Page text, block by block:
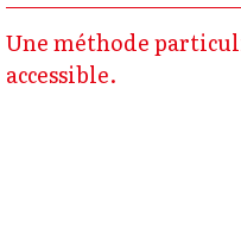
Une méthode
accessible.